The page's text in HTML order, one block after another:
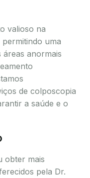
valioso na
uma
áreas anormais
de colposcopia
a saúde e o
obter mais
pela Dr.